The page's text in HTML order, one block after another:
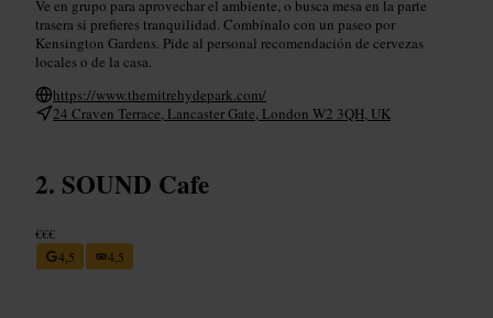
Ve en grupo para aprovechar el ambiente, o busca mesa en la parte
trasera si prefieres tranquilidad. Combínalo con un paseo por
Kensington Gardens. Pide al personal recomendación de cervezas
locales o de la casa.
https://www.themitrehydepark.com/
24 Craven Terrace, Lancaster Gate, London W2 3QH, UK
SOUND Cafe
€€€
4,5
4,5